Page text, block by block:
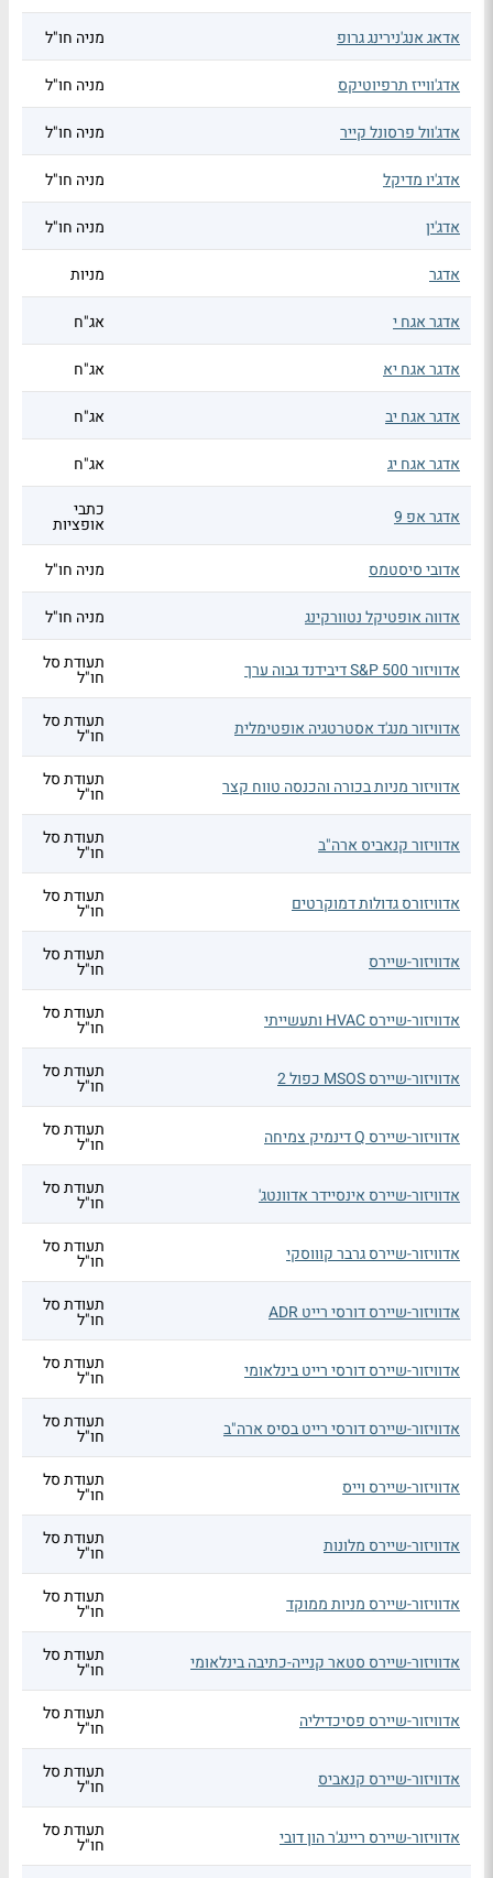
אדאג אנג'נירינג גרופ מניה חו"ל
אדג'ווייז תרפיוטיקס מניה חו"ל
אדג'וול פרסונל קייר מניה חו"ל
אדג'יו מדיקל מניה חו"ל
אדג'ין מניה חו"ל
אדגר מניות
אדגר אגח י אג"ח
אדגר אגח יא אג"ח
אדגר אגח יב אג"ח
אדגר אגח יג אג"ח
אדגר אפ 9 כתבי
אופציות
אדובי סיסטמס
מניה חו"ל
אדווה אופטיקל נטוורקינג מניה חו"ל
אדוויזור S&P 500 דיבידנד גבוה ערך תעודת סל
חו"ל
אדוויזור מנג'ד אסטרטגיה אופטימלית תעודת סל
חו"ל
אדוויזור מניות בכורה והכנסה טווח קצר תעודת סל
חו"ל
אדוויזור קנאביס ארה"ב תעודת סל
חו"ל
אדוויזורס גדולות דמוקרטים תעודת סל
חו"ל
אדוויזור-שיירס תעודת סל
חו"ל
אדוויזור-שיירס HVAC ותעשייתי תעודת סל
חו"ל
אדוויזור-שיירס MSOS כפול 2 תעודת סל
חו"ל
אדוויזור-שיירס Q דינמיק צמיחה תעודת סל
חו"ל
אדוויזור-שיירס אינסיידר אדוונטג' תעודת סל
חו"ל
אדוויזור-שיירס גרבר קוווסקי תעודת סל
חו"ל
אדוויזור-שיירס דורסי רייט ADR תעודת סל
חו"ל
אדוויזור-שיירס דורסי רייט בינלאומי תעודת סל
חו"ל
אדוויזור-שיירס דורסי רייט בסיס ארה"ב תעודת סל
חו"ל
אדוויזור-שיירס וייס תעודת סל
חו"ל
אדוויזור-שיירס מלונות תעודת סל
חו"ל
אדוויזור-שיירס מניות ממוקד תעודת סל
חו"ל
אדוויזור-שיירס סטאר קנייה-כתיבה בינלאומי תעודת סל
חו"ל
אדוויזור-שיירס פסיכדיליה תעודת סל
חו"ל
אדוויזור-שיירס קנאביס תעודת סל
חו"ל
אדוויזור-שיירס ריינג'ר הון דובי תעודת סל
חו"ל